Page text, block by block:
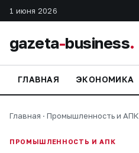
1 июня 2026
gazeta-business.
ГЛАВНАЯ ЭКОНОМИКА
Главная · Промышленность и АПК
ПРОМЫШЛЕННОСТЬ И АПК